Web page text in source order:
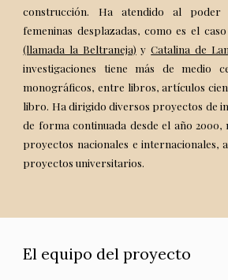
construcción. Ha atendido al poder
femeninas desplazadas, como es el
(llamada la Beltraneja) y Catalina de
investigaciones tiene más de medio
monográficos, entre libros, artículos
libro. Ha dirigido diversos proyectos de
de forma continuada desde el año 2000,
proyectos nacionales e internacionales,
proyectos universitarios.
El equipo del proyecto